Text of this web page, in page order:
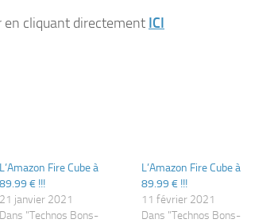
en cliquant directement ICI
L’Amazon Fire Cube à
89.99 € !!!
21 janvier 2021
Dans "Technos Bons-
L’Amazon Fire Cube à
89.99 € !!!
11 février 2021
Dans "Technos Bons-